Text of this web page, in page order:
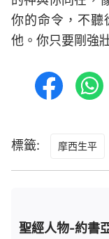
你的命令，不聽
他。你只要剛強
標籤: 摩西生平
聖經人物-約書